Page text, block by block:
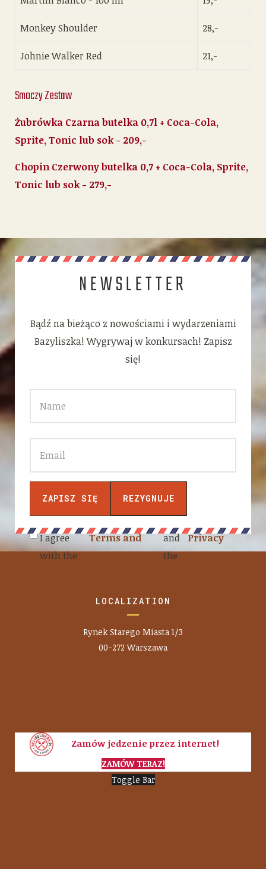
Monkey Shoulder 28,-
Johnie Walker Red 21,-
Smoczy Zestaw
Żubrówka Czarna butelka 0,7l + Coca-Cola,
Sprite, Tonic lub sok - 209,-
Chopin Czerwony butelka 0,7 + Coca-Cola, Sprite,
Tonic lub sok - 279,-
NEWSLETTER
Bądź na bieżąco z nowościami i wydarzeniami
Bazyliszka! Wygrywaj w konkursach! Zapisz
się!
I agree
with the
Terms and
conditions
and
the
Privacy
policy
LOCALIZATION
Rynek Starego Miasta 1/3
00-272 Warszawa
Zamów jedzenie przez internet!
ZAMÓW TERAZ!
Toggle Bar